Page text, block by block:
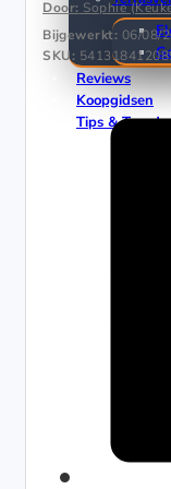
Reviews
Koopgidsen
Tips & Trends
Door: Sophie
Bijgewerkt: 06/08/
SKU: